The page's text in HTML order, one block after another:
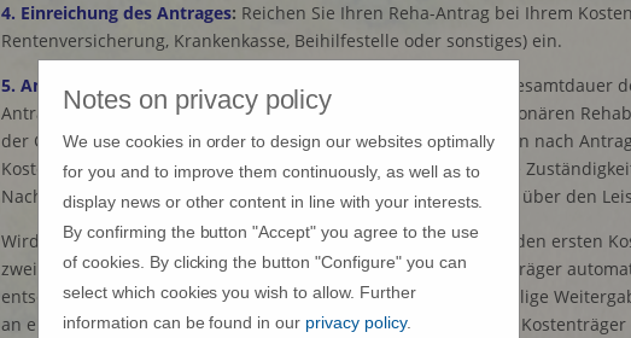
4. Einreichung des Antrages: Reichen Sie Ihren Reha-Antrag bei Ihrem
Rentenversicherung, Krankenkasse, Beihilfestelle oder sonstiges) ein.
5. Antragsfrist und Zuständigkeit des Kostenträgers:
Für die Gesamtdauer
Antrags auf Kostenübernahme für die Durchführung einer stationären
der Gesetzgeber Fristen vorgegeben. Innerhalb von zwei Wochen nach
Kostenträger, bei dem der Antrag eingereicht wurde, über seine
Nach höchstens einer weiteren Woche erfolgt die Entscheidung über den
Wird der Antrag wegen festgestellter Nichtzuständigkeit durch den ersten
zweiten Kostenträger weitergeleitet, so ist dieser zweite Kostenträger
entscheidet innerhalb von längstens drei Wochen. Eine nochmalige
an einen dritten Kostenträger oder die Rückgabe an den ersten
Notes on privacy policy
We use cookies in order to design our websites optimally
for you and to improve them continuously, as well as to
display news or other content in line with your interests.
By confirming the button "Accept" you agree to the use
of cookies. By clicking the button "Configure" you can
select which cookies you wish to allow. Further
information can be found in our privacy policy.